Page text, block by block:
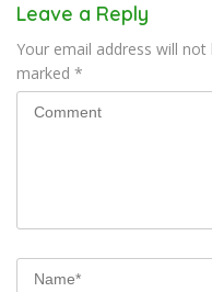
Leave a Reply
Your email address will not
marked *